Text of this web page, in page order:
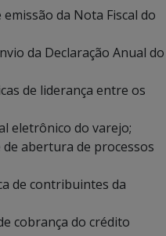
da Nota Fiscal do
da Declaração Anual do
de liderança entre os
eletrônico do varejo;
abertura de processos
de contribuintes da
cobrança do crédito